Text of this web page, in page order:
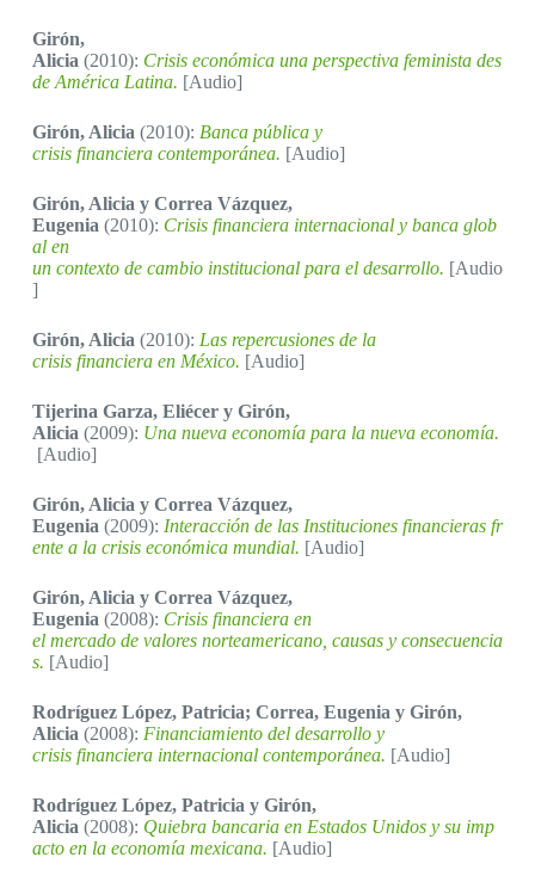
Girón,
Alicia (2010): Crisis económica una perspectiva feminista des
de América Latina. [Audio]
Girón, Alicia (2010): Banca pública y
crisis financiera contemporánea. [Audio]
Girón, Alicia y Correa Vázquez,
Eugenia (2010): Crisis financiera internacional y banca glob
al en
un contexto de cambio institucional para el desarrollo. [Audio
]
Girón, Alicia (2010): Las repercusiones de la
crisis financiera en México. [Audio]
Tijerina Garza, Eliécer y Girón,
Alicia (2009): Una nueva economía para la nueva economía.
[Audio]
Girón, Alicia y Correa Vázquez,
Eugenia (2009): Interacción de las Instituciones financieras fr
ente a la crisis económica mundial. [Audio]
Girón, Alicia y Correa Vázquez,
Eugenia (2008): Crisis financiera en
el mercado de valores norteamericano, causas y consecuencia
s. [Audio]
Rodríguez López, Patricia; Correa, Eugenia y Girón,
Alicia (2008): Financiamiento del desarrollo y
crisis financiera internacional contemporánea. [Audio]
Rodríguez López, Patricia y Girón,
Alicia (2008): Quiebra bancaria en Estados Unidos y su imp
acto en la economía mexicana. [Audio]